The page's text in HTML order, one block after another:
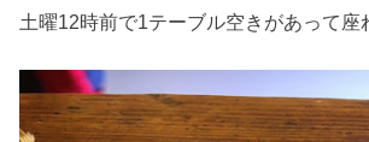
土曜12時前で1テーブル空きがあって座